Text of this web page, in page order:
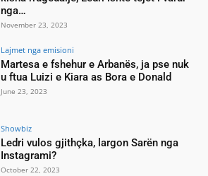
nga…
November 23, 2023
Lajmet nga emisioni
Martesa e fshehur e Arbanës, ja pse nuk
u ftua Luizi e Kiara as Bora e Donald
June 23, 2023
Showbiz
Ledri vulos gjithçka, largon Sarën nga
Instagrami?
October 22, 2023